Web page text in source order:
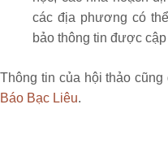
các địa phương có
bảo thông tin được
Thông tin của hội thảo
Báo Bạc Liêu.